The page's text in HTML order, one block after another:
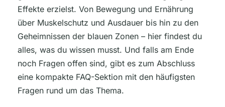
Effekte erzielst. Von Bewegung und Ernährung
über Muskelschutz und Ausdauer bis hin zu den
Geheimnissen der blauen Zonen – hier findest du
alles, was du wissen musst. Und falls am Ende
noch Fragen offen sind, gibt es zum Abschluss
eine kompakte FAQ-Sektion mit den häufigsten
Fragen rund um das Thema.